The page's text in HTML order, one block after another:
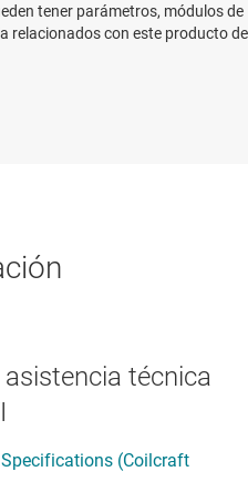
tener parámetros, módulos de
relacionados con este producto de
técnica